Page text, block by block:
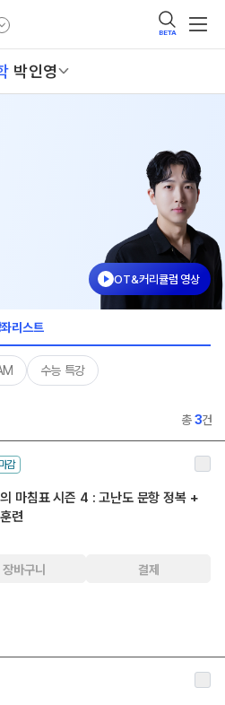
BETA
박인영
OT&커리큘럼 영상
리스트
수능 특강
총3건
감
마침표 시즌 4 : 고난도 문항 정복 +
련
장바구니 결제